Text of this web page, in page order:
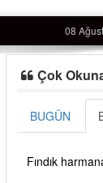
08
Çok
BUGÜN
Fındık